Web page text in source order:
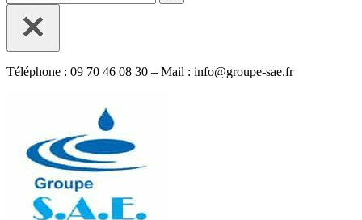
Téléphone : 09 70 46 08 30 – Mail : info@groupe-sae.fr